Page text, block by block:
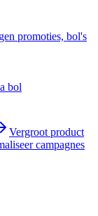
promoties, bol's
bol
Vergroot product
campagnes